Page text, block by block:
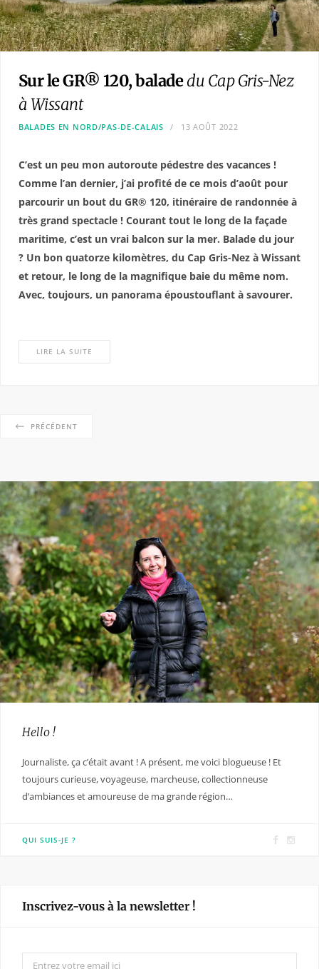
Sur le GR® 120, baladedu Cap Gris-Nez
à Wissant
BALADES EN NORD/PAS-DE-CALAIS 13 AOÛT 2022
C’est un peu mon autoroute pédestre des vacances !
Comme l’an dernier, j’ai profité de ce mois d’août pour
parcourir un bout du GR® 120, itinéraire de randonnée à
très grand spectacle ! Courant tout le long de la façade
maritime, c’est un vrai balcon sur la mer. Balade du jour
? Un bon quatorze kilomètres, du Cap Gris-Nez à Wissant
et retour, le long de la magnifique baie du même nom.
Avec, toujours, un panorama époustouflant à savourer.
LIRE LA SUITE
PRÉCÉDENT
Hello !
Journaliste, ça c’était avant ! A présent, me voici blogueuse ! Et
toujours curieuse, voyageuse, marcheuse, collectionneuse
d’ambiances et amoureuse de ma grande région…
QUI SUIS-JE ?
o
I
r
Inscrivez-vous à la newsletter !